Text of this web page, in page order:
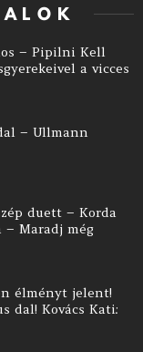
– Pipilni Kell
a vicces
– Ullmann
duett – Korda
– Maradj még
élményt jelent!
dal! Kovács Kati: